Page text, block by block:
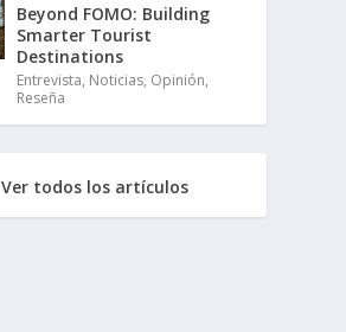
Beyond FOMO: Building
Smarter Tourist
Destinations
Entrevista, Noticias, Opinión,
Reseña
Ver todos los artículos